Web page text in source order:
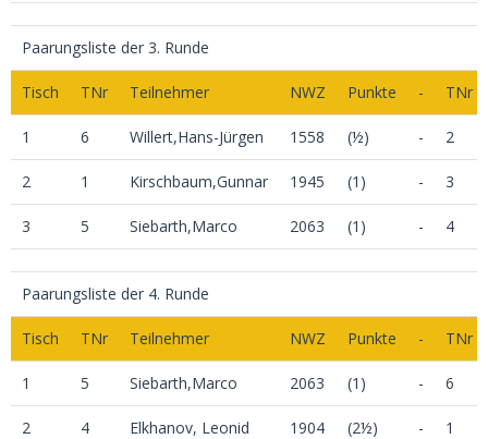
Paarungsliste der 3. Runde
Tisch TNr Teilnehmer NWZ Punkte - TNr
1 6 Willert,Hans-Jürgen 1558 (½) - 2
2 1 Kirschbaum,Gunnar 1945 (1) - 3
3 5 Siebarth,Marco 2063 (1) - 4
Paarungsliste der 4. Runde
Tisch TNr Teilnehmer NWZ Punkte - TNr
1 5 Siebarth,Marco 2063 (1) - 6
2 4 Elkhanov, Leonid 1904 (2½) - 1